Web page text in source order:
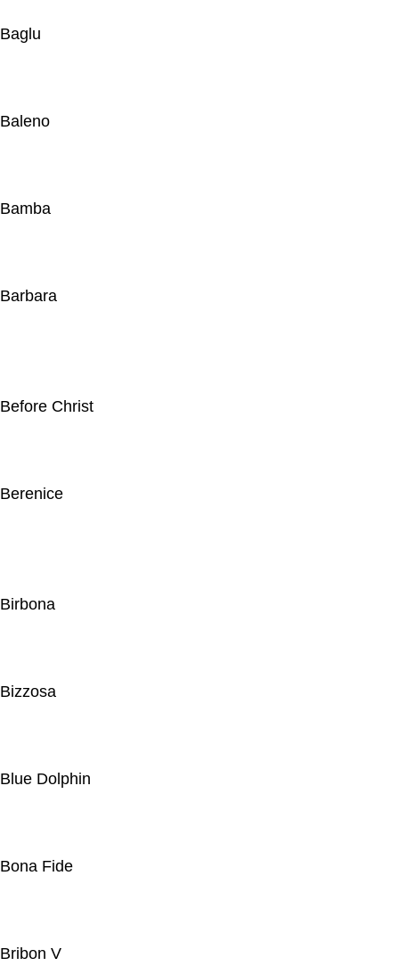
Baglu
Baleno
Bamba
Barbara
Before Christ
Berenice
Birbona
Bizzosa
Blue Dolphin
Bona Fide
Bribon V